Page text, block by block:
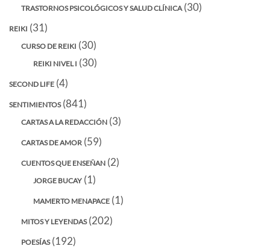
TRASTORNOS PSICOLÓGICOS Y SALUD CLÍNICA (30)
REIKI (31)
CURSO DE REIKI (30)
REIKI NIVEL I (30)
SECOND LIFE (4)
SENTIMIENTOS(841)
CARTAS A LA REDACCIÓN (3)
CARTAS DE AMOR (59)
CUENTOS QUE ENSEÑAN (2)
JORGE BUCAY (1)
MAMERTO MENAPACE (1)
MITOS Y LEYENDAS(202)
POESÍAS(192)